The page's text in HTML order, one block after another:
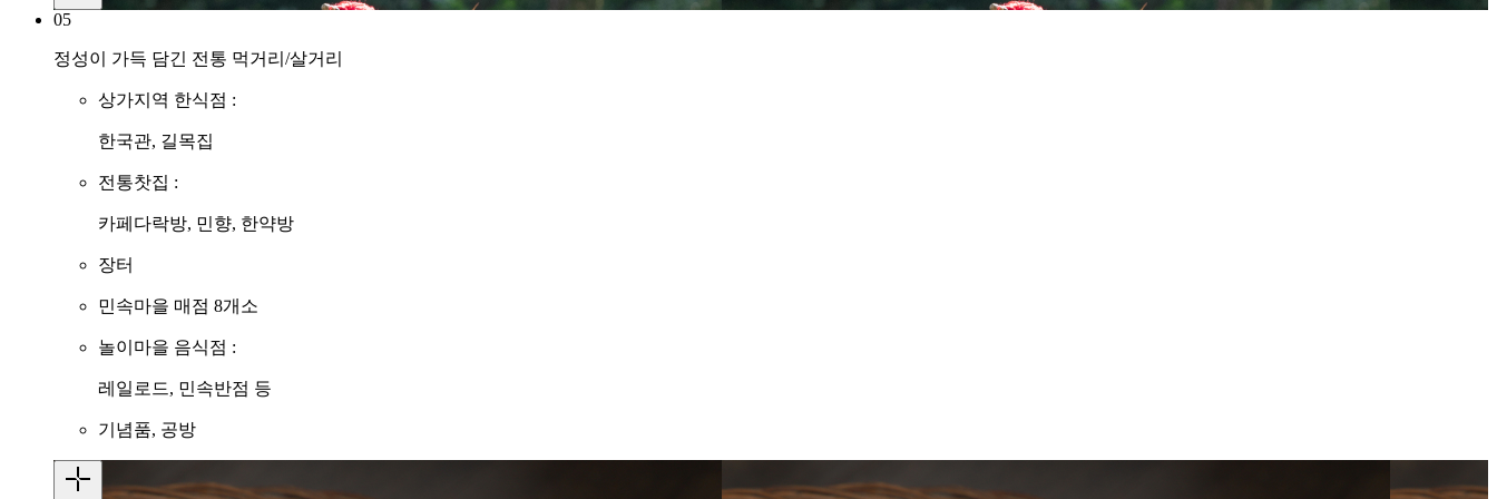
05
정성이 가득 담긴 전통 먹거리/살거리
상가지역 한식점 :
한국관, 길목집
전통찻집 :
카페다락방, 민향, 한약방
장터
민속마을 매점 8개소
놀이마을 음식점 :
레일로드, 민속반점 등
기념품, 공방